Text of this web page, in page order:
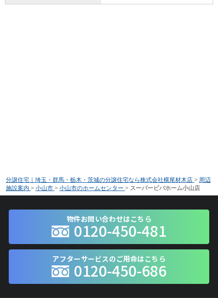
分譲住宅｜埼玉・群馬・栃木・茨城の分譲住宅なら株式会社横尾材木店 > 周辺
施設案内 > 小山市 > 小山市のホームセンター > スーパービバホーム小山店
物件お問い合わせはこちら
0120-450-481
アフターサービスのご用命はこちら
0120-450-686